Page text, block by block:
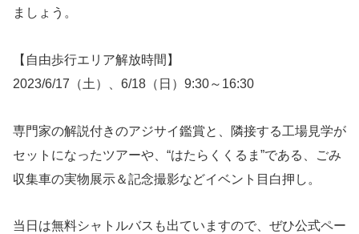
ましょう。
【自由歩行エリア解放時間】
2023/6/17（土）、6/18（日）9:30～16:30
専門家の解説付きのアジサイ鑑賞と、隣接する工場見学が
セットになったツアーや、“はたらくくるま”である、ごみ
収集車の実物展示＆記念撮影などイベント目白押し。
当日は無料シャトルバスも出ていますので、ぜひ公式ペー